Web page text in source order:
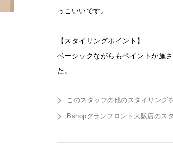
っこいいです。
【スタイリングポイント】
ベーシックながらもペイントが施
た。
このスタッフの他のスタイリング
Bshopグランフロント大阪店のス